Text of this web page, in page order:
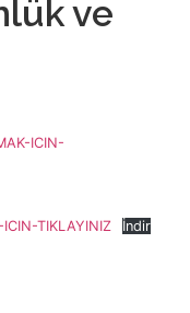
ve
ICIN-
TIKLAYINIZ İndir